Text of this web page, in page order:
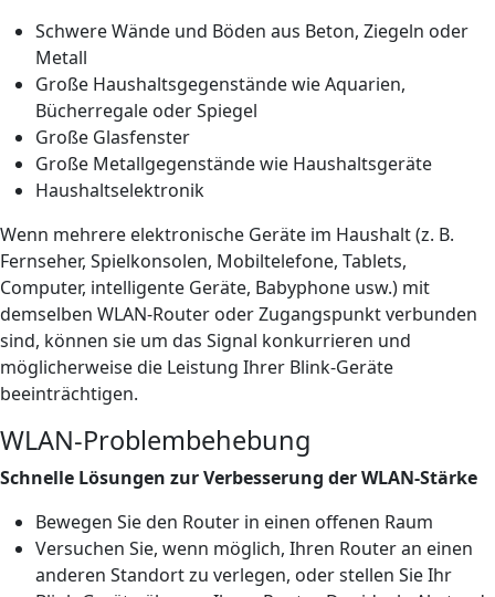
Schwere Wände und Böden aus Beton, Ziegeln oder
Metall
Große Haushaltsgegenstände wie Aquarien,
Bücherregale oder Spiegel
Große Glasfenster
Große Metallgegenstände wie Haushaltsgeräte
Haushaltselektronik
Wenn mehrere elektronische Geräte im Haushalt (z. B.
Fernseher, Spielkonsolen, Mobiltelefone, Tablets,
Computer, intelligente Geräte, Babyphone usw.) mit
demselben WLAN-Router oder Zugangspunkt verbunden
sind, können sie um das Signal konkurrieren und
möglicherweise die Leistung Ihrer Blink-Geräte
beeinträchtigen.
WLAN-Problembehebung
Schnelle Lösungen zur Verbesserung der WLAN-Stärke
Bewegen Sie den Router in einen offenen Raum
Versuchen Sie, wenn möglich, Ihren Router an einen
anderen Standort zu verlegen, oder stellen Sie Ihr